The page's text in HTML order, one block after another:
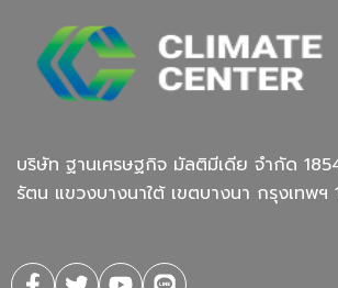
บริษัท ฐานเศรษฐกิจ มัลติมีเดีย จํากัด
รัตน แขวงบางนาใต้ เขตบางนา กรุงเทพฯ